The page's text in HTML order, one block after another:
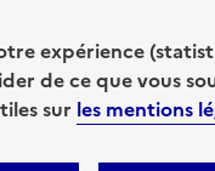
expérience
de ce que vous
sur les mentions